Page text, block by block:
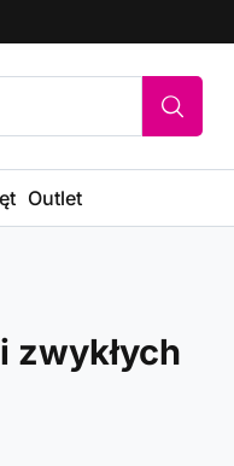
Outlet
zwykłych